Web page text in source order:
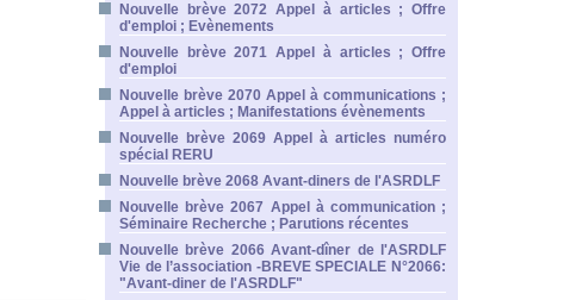
Nouvelle brève 2072 Appel à articles ; Offre
d'emploi ; Evènements
Nouvelle brève 2071 Appel à articles ; Offre
d'emploi
Nouvelle brève 2070 Appel à communications ;
Appel à articles ; Manifestations évènements
Nouvelle brève 2069 Appel à articles numéro
spécial RERU
Nouvelle brève 2068 Avant-diners de l'ASRDLF
Nouvelle brève 2067 Appel à communication ;
Séminaire Recherche ; Parutions récentes
Nouvelle brève 2066 Avant-dîner de l'ASRDLF
Vie de l’association -BREVE SPECIALE N°2066:
"Avant-diner de l'ASRDLF"